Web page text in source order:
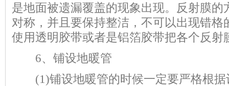
是地面被遗漏覆盖的现象出现。反射膜的
对称，并且要保持整洁，不可以出现错格
使用透明胶带或者是铝箔胶带把各个反射
6、铺设地暖管
(1)铺设地暖管的时候一定要严格根据